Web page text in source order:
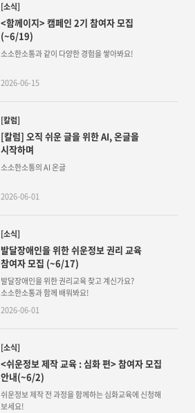
[소식]
<함께이지> 캠페인 2기 참여자 모집
(~6/19)
소소한소통과 같이 다양한 경험을 쌓아봐요!
2026-06-15
[칼럼]
[칼럼] 오직 쉬운 글을 위한 AI, 온글을
시작하며
소소한소통의 AI 온글
2026-06-01
[소식]
발달장애인을 위한 쉬운정보 권리 교육
참여자 모집 (~6/17)
발달장애인을 위한 권리교육 찾고 계신가요?
소소한소통과 함께 배워봐요!
2026-06-01
[소식]
<쉬운정보 제작 교육 : 심화 편> 참여자 모집
안내(~6/2)
쉬운정보 제작 전 과정을 함께하는 심화교육에 신청해
보세요!